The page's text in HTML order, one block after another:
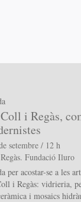
i Regàs,
setembre / 12 h
Fundació Iluro
per acostar-se a les
i Regàs: vidrieria,
i mosaics